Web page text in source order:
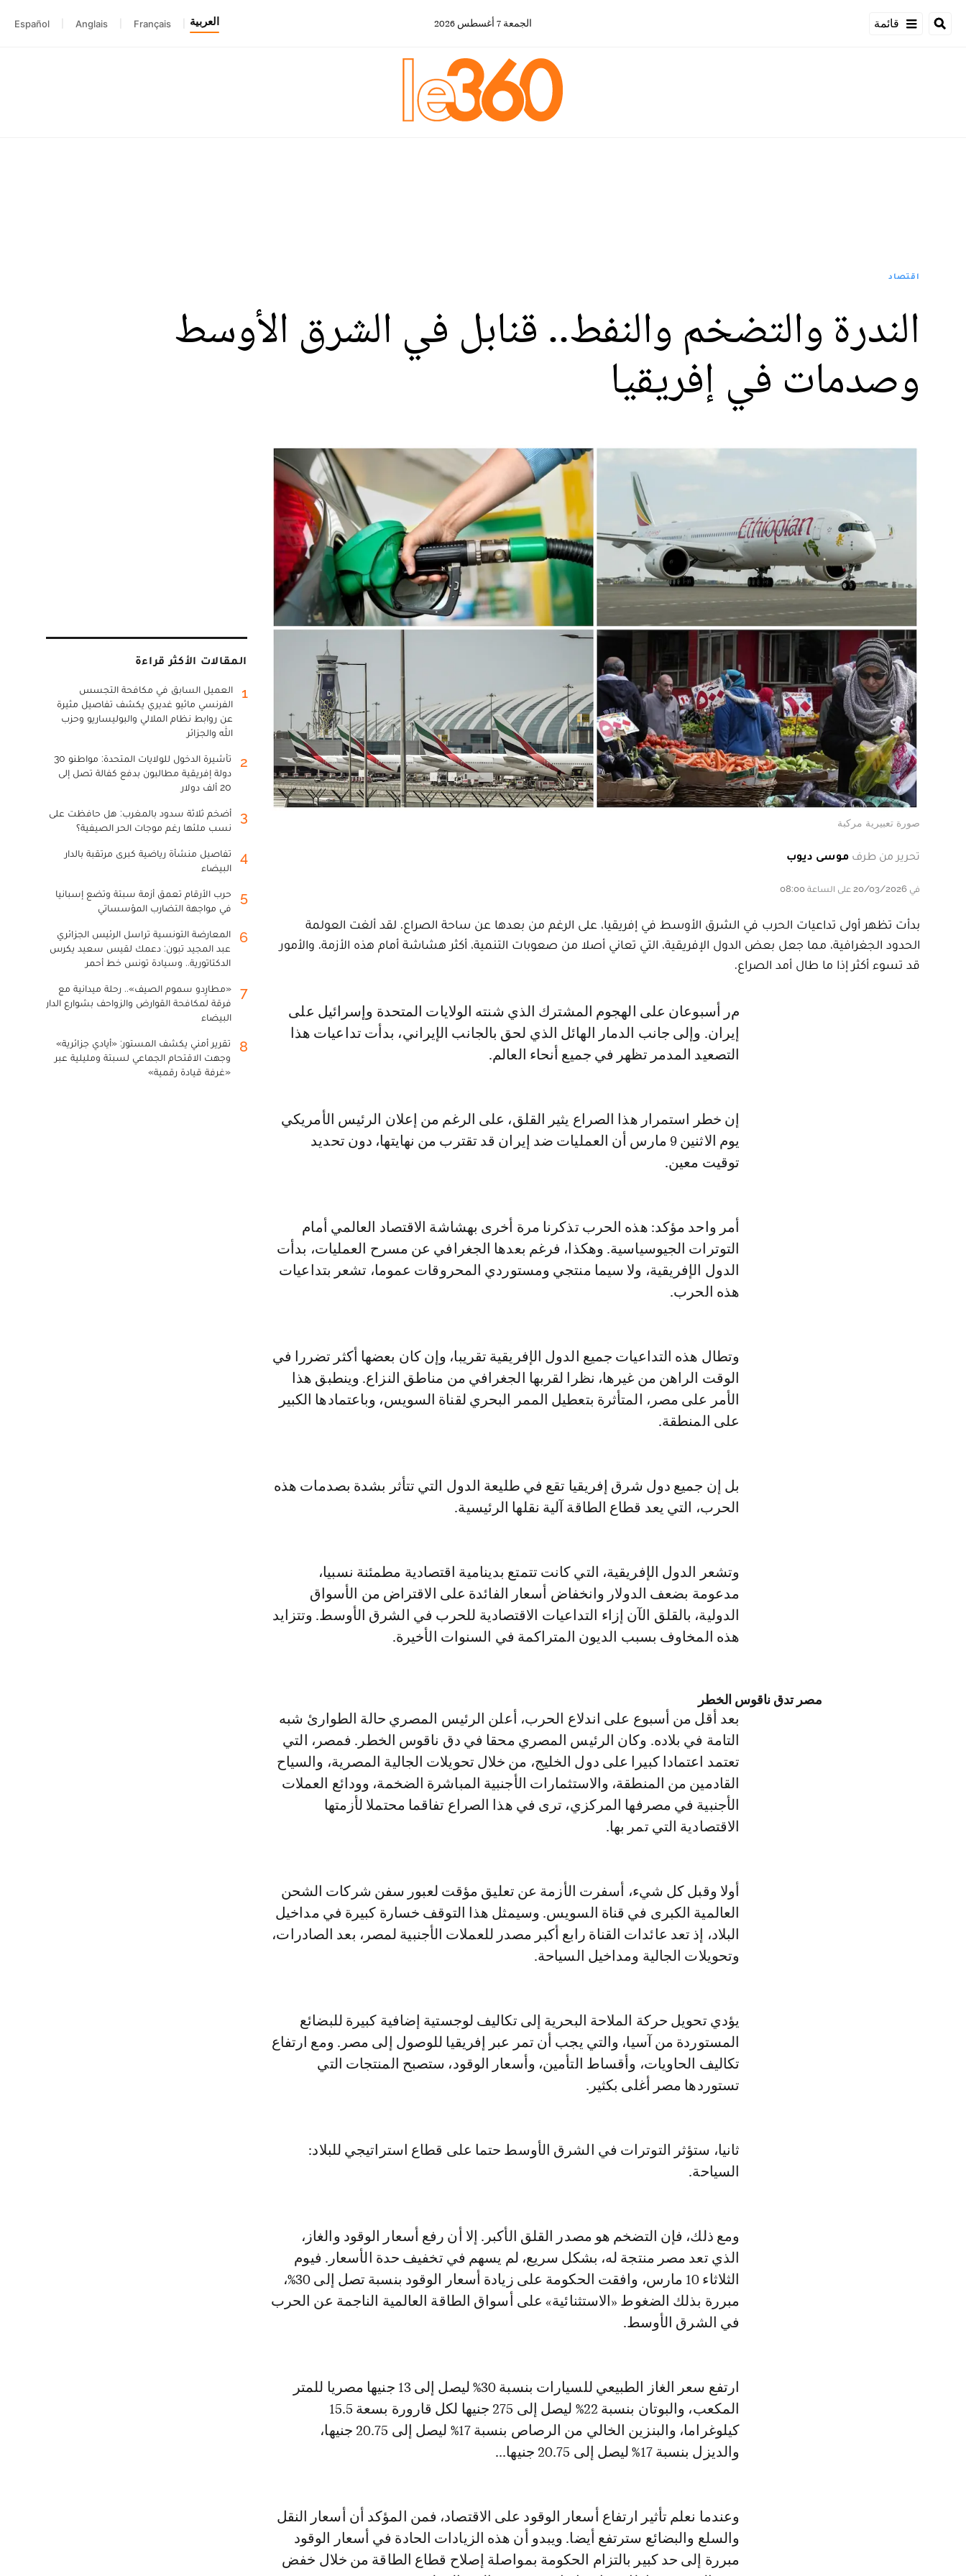
قائمة الجمعة 7 أغسطس 2026 العربية Français
Anglais
Español
اقتصاد
الندرة والتضخم والنفط.. قنابل في الشرق الأوسط
وصدمات في إفريقيا
صورة تعبيرية مركبة
تحرير من طرف موسى ديوب
في 20/03/2026 على الساعة 08:00
بدأت تظهر أولى تداعيات الحرب في الشرق الأوسط في إفريقيا، على الرغم من بعدها عن ساحة الصراع. لقد ألغت العولمة
الحدود الجغرافية، مما جعل بعض الدول الإفريقية، التي تعاني أصلا من صعوبات التنمية، أكثر هشاشة أمام هذه الأزمة. والأمور
قد تسوء أكثر إذا ما طال أمد الصراع.
مر أسبوعان على الهجوم المشترك الذي شنته الولايات المتحدة وإسرائيل على
إيران. وإلى جانب الدمار الهائل الذي لحق بالجانب الإيراني، بدأت تداعيات هذا
التصعيد المدمر تظهر في جميع أنحاء العالم.
إن خطر استمرار هذا الصراع يثير القلق، على الرغم من إعلان الرئيس الأمريكي
يوم الاثنين 9 مارس أن العمليات ضد إيران قد تقترب من نهايتها، دون تحديد
توقيت معين.
أمر واحد مؤكد: هذه الحرب تذكرنا مرة أخرى بهشاشة الاقتصاد العالمي أمام
التوترات الجيوسياسية. وهكذا، فرغم بعدها الجغرافي عن مسرح العمليات، بدأت
الدول الإفريقية، ولا سيما منتجي ومستوردي المحروقات عموما، تشعر بتداعيات
هذه الحرب.
وتطال هذه التداعيات جميع الدول الإفريقية تقريبا، وإن كان بعضها أكثر تضررا في
الوقت الراهن من غيرها، نظرا لقربها الجغرافي من مناطق النزاع. وينطبق هذا
الأمر على مصر، المتأثرة بتعطيل الممر البحري لقناة السويس، وباعتمادها الكبير
على المنطقة.
بل إن جميع دول شرق إفريقيا تقع في طليعة الدول التي تتأثر بشدة بصدمات هذه
الحرب، التي يعد قطاع الطاقة آلية نقلها الرئيسية.
وتشعر الدول الإفريقية، التي كانت تتمتع بدينامية اقتصادية مطمئنة نسبيا،
مدعومة بضعف الدولار وانخفاض أسعار الفائدة على الاقتراض من الأسواق
الدولية، بالقلق الآن إزاء التداعيات الاقتصادية للحرب في الشرق الأوسط. وتتزايد
هذه المخاوف بسبب الديون المتراكمة في السنوات الأخيرة.
مصر تدق ناقوس الخطر
بعد أقل من أسبوع على اندلاع الحرب، أعلن الرئيس المصري حالة الطوارئ شبه
التامة في بلاده. وكان الرئيس المصري محقا في دق ناقوس الخطر. فمصر، التي
تعتمد اعتمادا كبيرا على دول الخليج، من خلال تحويلات الجالية المصرية، والسياح
القادمين من المنطقة، والاستثمارات الأجنبية المباشرة الضخمة، وودائع العملات
الأجنبية في مصرفها المركزي، ترى في هذا الصراع تفاقما محتملا لأزمتها
الاقتصادية التي تمر بها.
أولا وقبل كل شيء، أسفرت الأزمة عن تعليق مؤقت لعبور سفن شركات الشحن
العالمية الكبرى في قناة السويس. وسيمثل هذا التوقف خسارة كبيرة في مداخيل
البلاد، إذ تعد عائدات القناة رابع أكبر مصدر للعملات الأجنبية لمصر، بعد الصادرات،
وتحويلات الجالية ومداخيل السياحة.
يؤدي تحويل حركة الملاحة البحرية إلى تكاليف لوجستية إضافية كبيرة للبضائع
المستوردة من آسيا، والتي يجب أن تمر عبر إفريقيا للوصول إلى مصر. ومع ارتفاع
تكاليف الحاويات، وأقساط التأمين، وأسعار الوقود، ستصبح المنتجات التي
تستوردها مصر أغلى بكثير.
ثانيا، ستؤثر التوترات في الشرق الأوسط حتما على قطاع استراتيجي للبلاد:
السياحة.
ومع ذلك، فإن التضخم هو مصدر القلق الأكبر. إلا أن رفع أسعار الوقود والغاز،
الذي تعد مصر منتجة له، بشكل سريع، لم يسهم في تخفيف حدة الأسعار. فيوم
الثلاثاء 10 مارس، وافقت الحكومة على زيادة أسعار الوقود بنسبة تصل إلى 30%،
مبررة بذلك الضغوط «الاستثنائية» على أسواق الطاقة العالمية الناجمة عن الحرب
في الشرق الأوسط.
ارتفع سعر الغاز الطبيعي للسيارات بنسبة 30% ليصل إلى 13 جنيها مصريا للمتر
المكعب، والبوتان بنسبة 22% ليصل إلى 275 جنيها لكل قارورة بسعة 15.5
كيلوغراما، والبنزين الخالي من الرصاص بنسبة 17% ليصل إلى 20.75 جنيها،
والديزل بنسبة 17% ليصل إلى 20.75 جنيها...
وعندما نعلم تأثير ارتفاع أسعار الوقود على الاقتصاد، فمن المؤكد أن أسعار النقل
والسلع والبضائع سترتفع أيضا. ويبدو أن هذه الزيادات الحادة في أسعار الوقود
مبررة إلى حد كبير بالتزام الحكومة بمواصلة إصلاح قطاع الطاقة من خلال خفض
المقالات الأكثر قراءة
1
العميل السابق في مكافحة التجسس
الفرنسي ماثيو غديري يكشف تفاصيل مثيرة
عن روابط نظام الملالي والبوليساريو وحزب
الله والجزائر
2
تأشيرة الدخول للولايات المتحدة: مواطنو 30
دولة إفريقية مطالبون بدفع كفالة تصل إلى
20 ألف دولار
3
أضخم ثلاثة سدود بالمغرب: هل حافظت على
نسب ملئها رغم موجات الحر الصيفية؟
4
تفاصيل منشأة رياضية كبرى مرتقبة بالدار
البيضاء
5
حرب الأرقام تعمق أزمة سبتة وتضع إسبانيا
في مواجهة التضارب المؤسساتي
6
المعارضة التونسية تراسل الرئيس الجزائري
عبد المجيد تبون: دعمك لقيس سعيد يكرس
الدكتاتورية.. وسيادة تونس خط أحمر
7
«مطارِدو سموم الصيف».. رحلة ميدانية مع
فرقة لمكافحة القوارض والزواحف بشوارع الدار
البيضاء
8
تقرير أمني يكشف المستور: «أيادي جزائرية»
وجهت الاقتحام الجماعي لسبتة ومليلية عبر
«غرفة قيادة رقمية»